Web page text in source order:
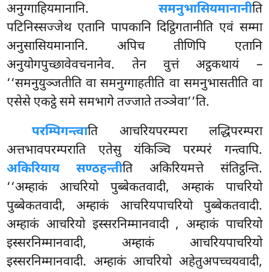
अनुग्गाहियमानानि. समनुभासियमानानीति
पटिनिस्सज्जेथ एतानि पापकानि दिट्ठिगतानीति एवं सम्मा
अनुसासियमानानि. अपिच तीणिपि एतानि
अनुयोगपुच्छावेवचनानेव. तेन वुत्तं अट्ठकथायं –
‘‘समनुयुञ्जतीति वा समनुग्गाहतीति वा समनुभासतीति वा
एसेसे एकट्ठे समे समभागे तज्जाते तञ्ञेवा’’ति.
परम्पिगन्त्वाति आचरियपरम्परा लद्धिपरम्परा
अत्तभावपरम्पराति एतेसु यंकिञ्चि परम्परं गन्त्वापि.
अकिरियाय सण्ठहन्तीति अकिरियमत्ते संतिट्ठन्ति.
‘‘अम्हाकं आचरियो पुब्बेकतवादी, अम्हाकं पाचरियो
पुब्बेकतवादी, अम्हाकं आचरियपाचरियो पुब्बेकतवादी.
अम्हाकं आचरियो इस्सरनिम्मानवादी , अम्हाकं पाचरियो
इस्सरनिम्मानवादी, अम्हाकं आचरियपाचरियो
इस्सरनिम्मानवादी. अम्हाकं आचरियो अहेतुअपच्चयवादी,